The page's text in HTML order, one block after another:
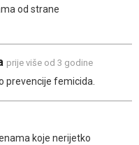
od strane
prije više od 3 godine
prevencije femicida.
koje nerijetko